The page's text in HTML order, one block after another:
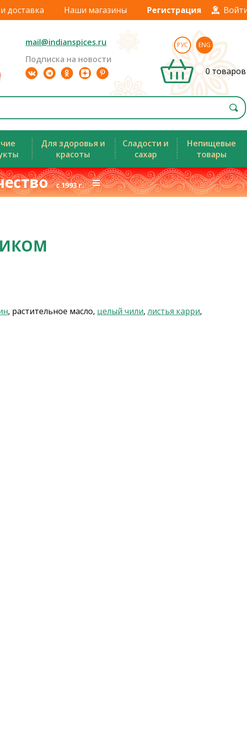
доставка Наши магазины Регистрация
mail@indianspices.ru
Подписка на новости
РУС ENG
0 товаров
Для здоровья и
красоты
Сладости и
сахар
Непищевые
товары
с 1993 г.≡
, растительное масло, целый чили, листья карри,